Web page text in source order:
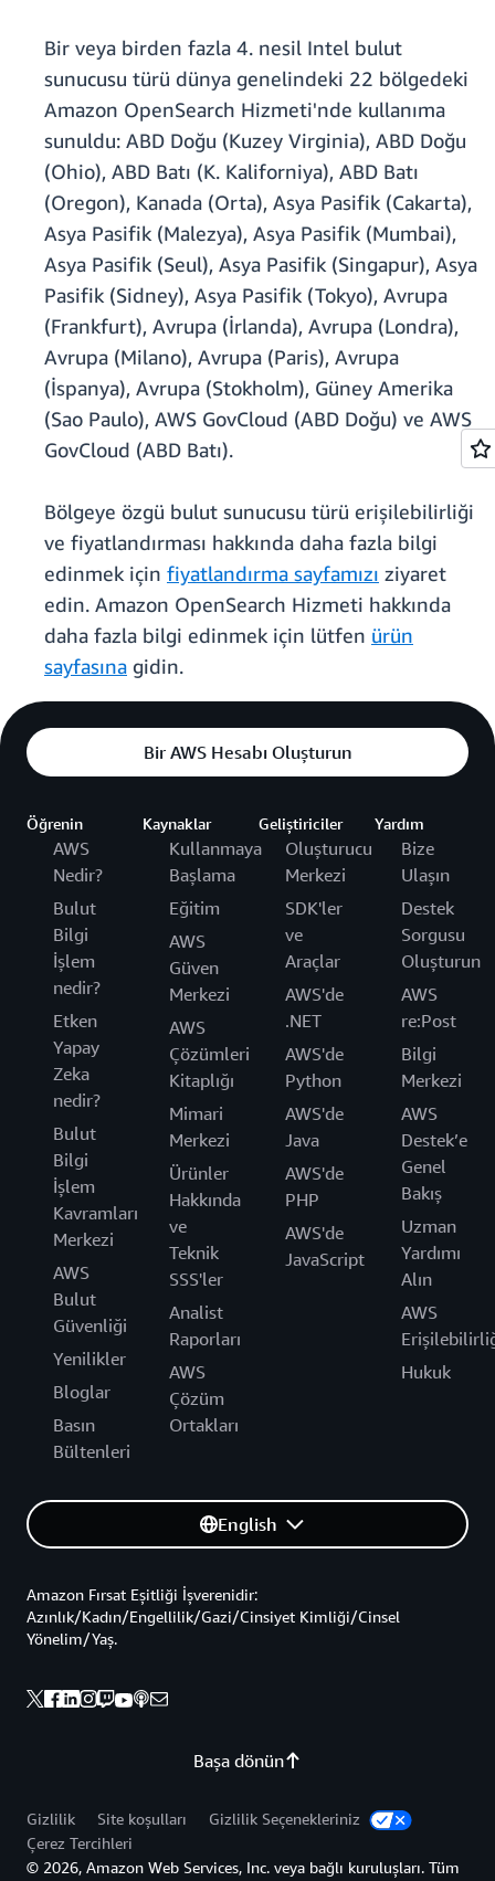
Bir veya birden fazla 4. nesil Intel bulut
sunucusu türü dünya genelindeki 22 bölgedeki
Amazon OpenSearch Hizmeti'nde kullanıma
sunuldu: ABD Doğu (Kuzey Virginia), ABD Doğu
(Ohio), ABD Batı (K. Kaliforniya), ABD Batı
(Oregon), Kanada (Orta), Asya Pasifik (Cakarta),
Asya Pasifik (Malezya), Asya Pasifik (Mumbai),
Asya Pasifik (Seul), Asya Pasifik (Singapur), Asya
Pasifik (Sidney), Asya Pasifik (Tokyo), Avrupa
(Frankfurt), Avrupa (İrlanda), Avrupa (Londra),
Avrupa (Milano), Avrupa (Paris), Avrupa
(İspanya), Avrupa (Stokholm), Güney Amerika
(Sao Paulo), AWS GovCloud (ABD Doğu) ve AWS
GovCloud (ABD Batı).
Bölgeye özgü bulut sunucusu türü erişilebilirliği
ve fiyatlandırması hakkında daha fazla bilgi
edinmek için fiyatlandırma sayfamızı ziyaret
edin. Amazon OpenSearch Hizmeti hakkında
daha fazla bilgi edinmek için lütfen ürün
sayfasına gidin.
Bir AWS Hesabı Oluşturun
Öğrenin
AWS
Nedir?
Bulut
Bilgi
İşlem
nedir?
Etken
Yapay
Zeka
nedir?
Bulut
Bilgi
İşlem
Kavramları
Merkezi
AWS
Bulut
Güvenliği
Yenilikler
Bloglar
Basın
Bültenleri
Kaynaklar
Kullanmaya
Başlama
Eğitim
AWS
Güven
Merkezi
AWS
Çözümleri
Kitaplığı
Mimari
Merkezi
Ürünler
Hakkında
ve
Teknik
SSS'ler
Analist
Raporları
AWS
Çözüm
Ortakları
Geliştiriciler
Oluşturucu
Merkezi
SDK'ler
ve
Araçlar
AWS'de
.NET
AWS'de
Python
AWS'de
Java
AWS'de
PHP
AWS'de
JavaScript
Yardım
Bize
Ulaşın
Destek
Sorgusu
Oluşturun
AWS
re:Post
Bilgi
Merkezi
AWS
Destek’e
Genel
Bakış
Uzman
Yardımı
Alın
AWS
Hukuk
English
Başa dönün
Amazon Fırsat Eşitliği İşverenidir:
Azınlık/Kadın/Engellilik/Gazi/Cinsiyet Kimliği/Cinsel
Yönelim/Yaş.
Gizlilik Site koşulları
Gizlilik Seçenekleriniz
Çerez Tercihleri
© 2026, Amazon Web Services, Inc. veya bağlı kuruluşları. Tüm